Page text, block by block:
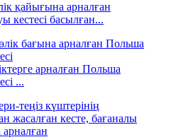
қайығына арналған
кестесі басылған...
арналған Польша
...